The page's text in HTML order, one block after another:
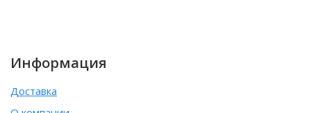
Информация
Доставка